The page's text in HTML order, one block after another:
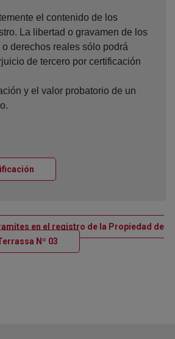
el contenido de los
La libertad o gravamen de los
derechos reales sólo podrá
de tercero por certificación
y el valor probatorio de un
en el registro de la Propiedad de
Nº 03 Ventana nueva